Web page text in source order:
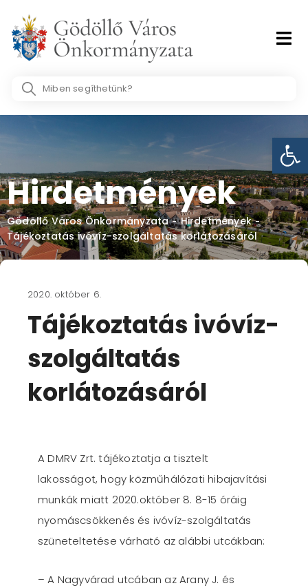
content
Search
Hirdetmények
Gödöllő Város Önkormányzata - Hirdetmények -
Tájékoztatás ivóvíz-szolgáltatás korlátozásáról
2020. október 6.
Tájékoztatás ivóvíz-
szolgáltatás
korlátozásáról
A DMRV Zrt. tájékoztatja a tisztelt
lakosságot, hogy közműhálózati hibajavítási
munkák miatt 2020.október 8. 8-15 óráig
nyomáscsökkenés és ivóvíz-szolgáltatás
szüneteltetése várható az alábbi utcákban:
– A Nagyvárad utcában az Arany J. és